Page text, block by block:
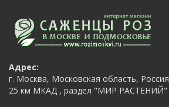
Адрес:
г. Москва, Московская область, Россия
25 км МКАД , раздел "МИР РАСТЕНИЙ"